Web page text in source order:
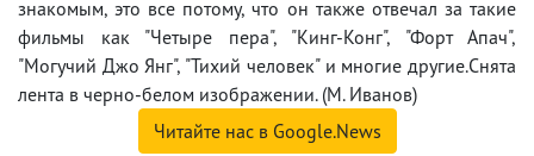
знакомым, это все потому, что он также отвечал за такие
фильмы как "Четыре пера", "Кинг-Конг", "Форт Апач",
"Могучий Джо Янг", "Тихий человек" и многие другие.Снята
лента в черно-белом изображении. (М. Иванов)
Читайте нас в Google.News